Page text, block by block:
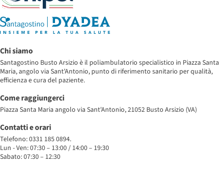
Chi siamo
Santagostino Busto Arsizio è il poliambulatorio specialistico in Piazza Santa
Maria, angolo via Sant'Antonio, punto di riferimento sanitario per qualità,
efficienza e cura del paziente.
Come raggiungerci
Piazza Santa Maria angolo via Sant'Antonio, 21052 Busto Arsizio (VA)
Contatti e orari
Telefono: 0331 185 0894.
Lun - Ven: 07:30 – 13:00 / 14:00 – 19:30
Sabato: 07:30 – 12:30